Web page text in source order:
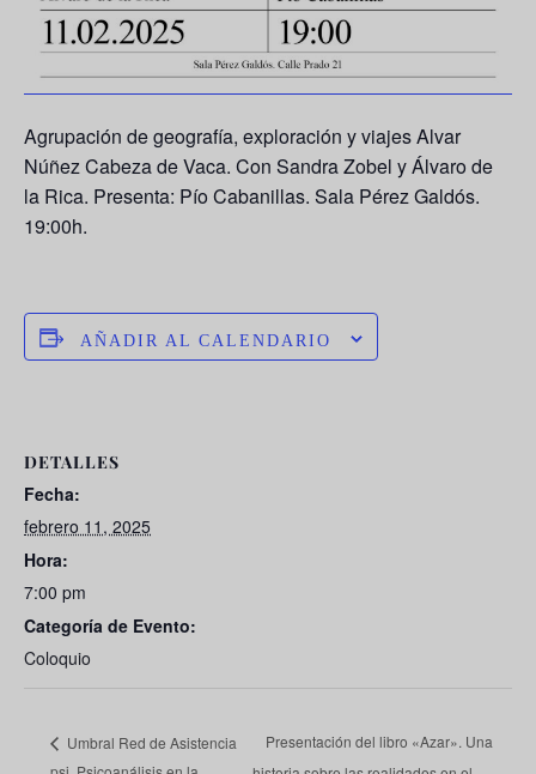
Agrupación de geografía, exploración y viajes Alvar
Núñez Cabeza de Vaca. Con Sandra Zobel y Álvaro de
la Rica. Presenta: Pío Cabanillas. Sala Pérez Galdós.
19:00h.
AÑADIR AL CALENDARIO
DETALLES
Fecha:
febrero 11, 2025
Hora:
7:00 pm
Categoría de Evento:
Coloquio
Umbral Red de Asistencia
Presentación del libro «Azar». Una